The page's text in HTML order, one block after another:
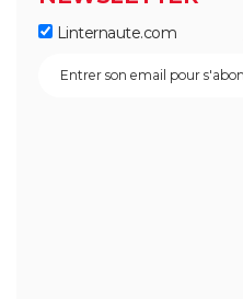
Linternaute.com